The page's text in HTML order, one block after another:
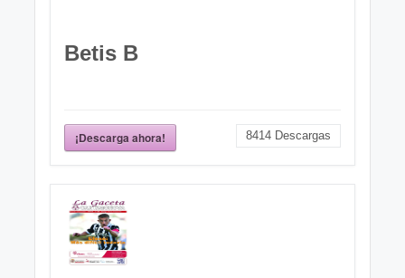
Betis B
¡Descarga ahora! 8414 Descargas